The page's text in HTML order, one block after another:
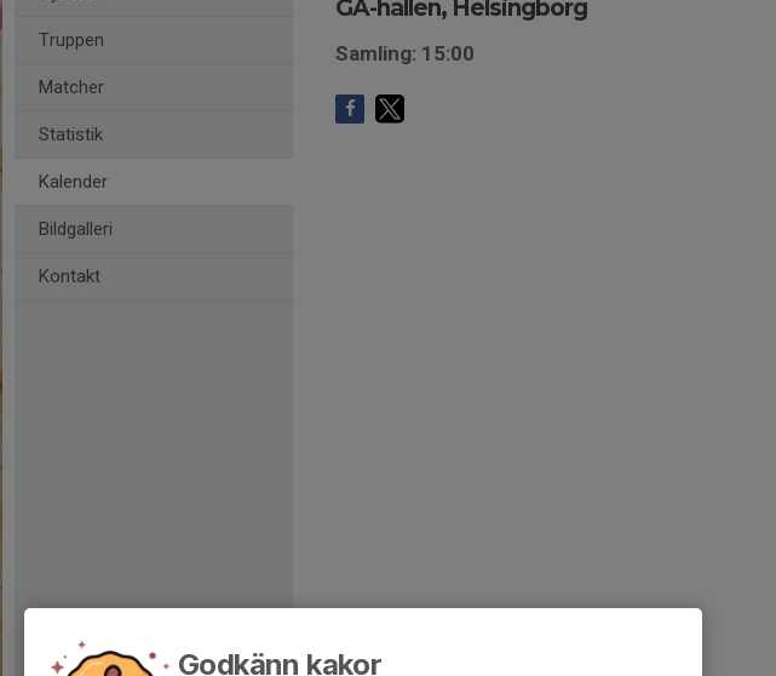
Truppen
Matcher
Statistik
Kalender
Bildgalleri
Kontakt
GA-hallen, Helsingborg
Samling: 15:00
Godkänn kakor